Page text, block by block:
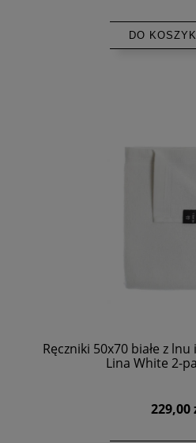
DO
Ręczniki 50x70 białe z lnu
Lina White 2-
229,00